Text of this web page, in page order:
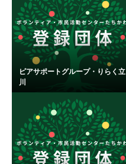
ピアサポートグループ・りらく立
川